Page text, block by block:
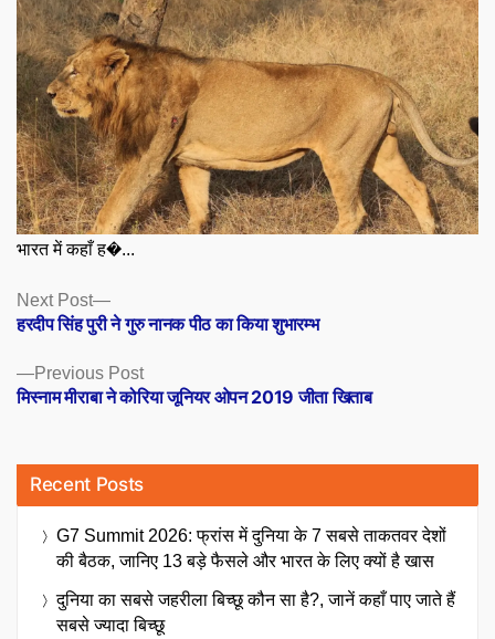
भारत में कहाँ ह�...
Posts
navigation
Previous PostPrevious
post:
मिस्नाम मीराबा ने कोरिया जूनियर ओपन 2019 जीता खिताब
Next Post
Next
post:
हरदीप सिंह पुरी ने गुरु नानक पीठ का किया शुभारम्भ
Recent Posts
G7 Summit 2026: फ्रांस में दुनिया के 7 सबसे ताकतवर देशों
की बैठक, जानिए 13 बड़े फैसले और भारत के लिए क्यों है खास
दुनिया का सबसे जहरीला बिच्छू कौन सा है?, जानें कहाँ पाए जाते हैं
सबसे ज्यादा बिच्छू